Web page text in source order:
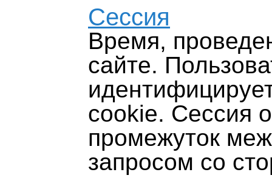
Сессия
Время,
сайте.
cookie. Сессия
промежуток
запросом со